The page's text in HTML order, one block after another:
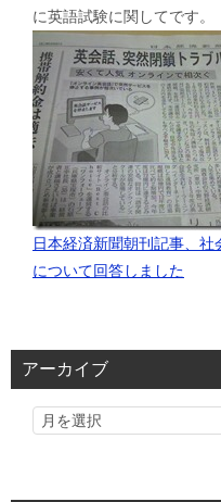
に英語試験に関してです。
日本経済新聞朝刊記事、
について回答しました
アーカイブ